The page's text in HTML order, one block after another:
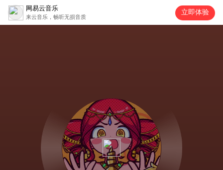
网易云音乐
来云音乐，畅听无损音质
立即体验